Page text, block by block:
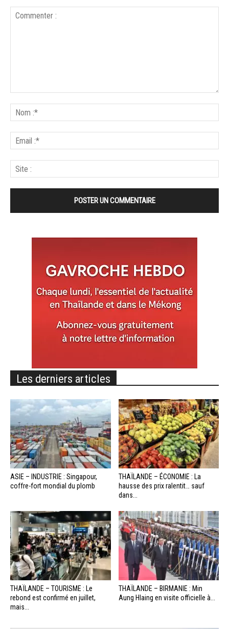
Les derniers articles
ASIE – INDUSTRIE : Singapour,
coffre-fort mondial du plomb
THAÏLANDE – ÉCONOMIE : La
hausse des prix ralentit… sauf
dans...
THAÏLANDE – TOURISME : Le
rebond est confirmé en juillet,
mais...
THAÏLANDE – BIRMANIE : Min
Aung Hlaing en visite officielle à...